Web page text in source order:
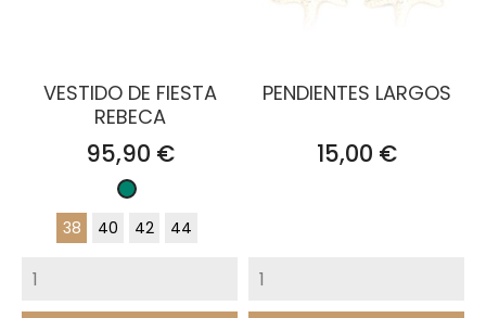
VESTIDO DE FIESTA
REBECA
Precio
95,90 €
Verde
pato
38 40 42 44
PENDIENTES LARGOS
Precio
15,00 €